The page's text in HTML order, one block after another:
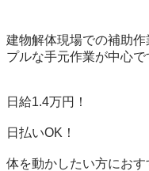
建物解体現場での補助
プルな手元作業が中心で
日給1.4万円！
日払いOK！
体を動かしたい方におす